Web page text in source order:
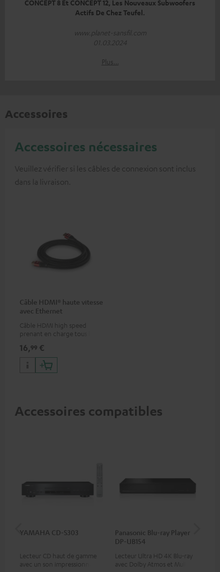
CONCEPT 8 Et CONCEPT 12, Les Nouveaux Subwoofers
Actifs De Chez Teufel.
www.planet-sansfil.com
01.03.2024
Plus…
Accessoires
Accessoires nécessaires
Veuillez vérifier si les câbles de connexion sont inclus
dans la livraison.
Câble HDMI® haute vitesse
avec Ethernet
Câble HDMI high speed
prenant en charge tous les
50/60p et 4K 3D
16,99 €
Accessoires compatibles
YAMAHA CD-S303
Lecteur CD haut de gamme
avec un son impressionnant
Panasonic Blu-ray Player
DP-UB154
Lecteur Ultra HD 4K Blu-ray
avec Dolby Atmos et Multi